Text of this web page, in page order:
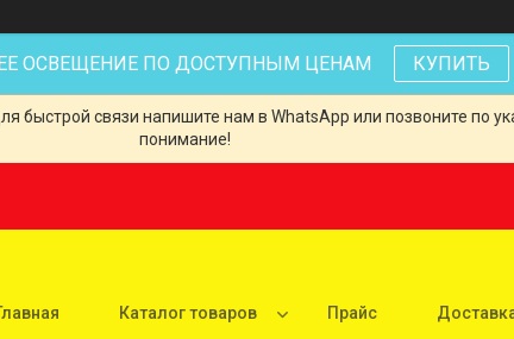
ОСВЕЩЕНИЕ ПО ДОСТУПНЫМ ЦЕНАМ КУПИТЬ
связи напишите нам в WhatsApp или позвоните по
понимание!
Каталог товаров Прайс